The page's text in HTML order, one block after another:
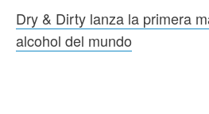
Dry & Dirty lanza la primera
alcohol del mundo